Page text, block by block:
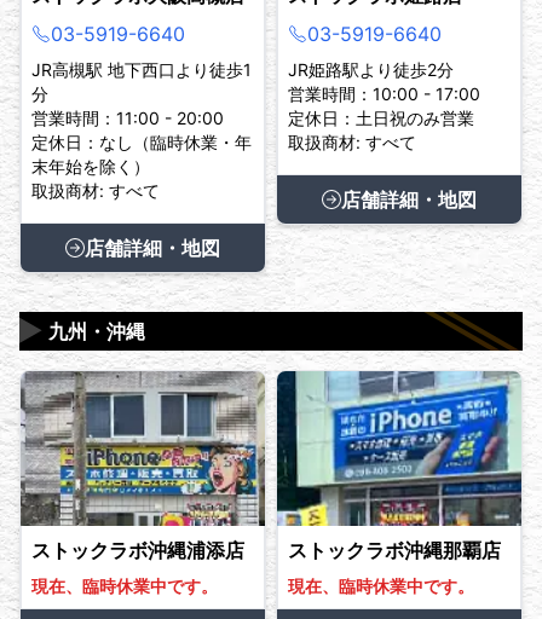
03-5919-6640
JR高槻駅 地下西口より徒歩1
分
営業時間：11:00 - 20:00
定休日：なし（臨時休業・年
末年始を除く）
取扱商材: すべて
店舗詳細・地図
03-5919-6640
JR姫路駅より徒歩2分
営業時間：10:00 - 17:00
定休日：土日祝のみ営業
取扱商材: すべて
店舗詳細・地図
九州・沖縄
▶
ストックラボ沖縄浦添店
現在、臨時休業中です。
ストックラボ沖縄那覇店
現在、臨時休業中です。